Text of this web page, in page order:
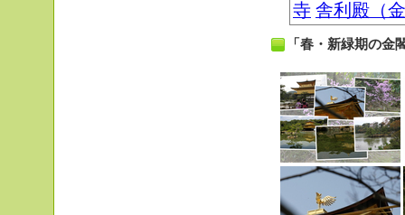
寺 舎利殿（
「春・新緑期の